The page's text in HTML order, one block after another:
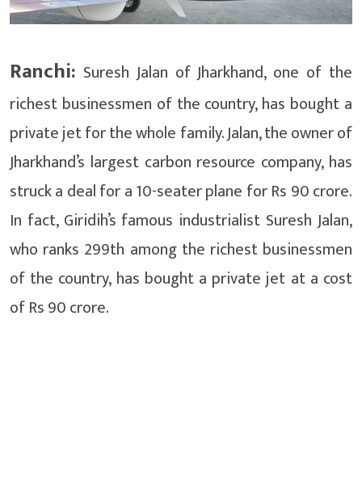
Ranchi: Suresh Jalan of Jharkhand, one of the
richest businessmen of the country, has bought a
private jet for the whole family. Jalan, the owner of
Jharkhand’s largest carbon resource company, has
struck a deal for a 10-seater plane for Rs 90 crore.
In fact, Giridih’s famous industrialist Suresh Jalan,
who ranks 299th among the richest businessmen
of the country, has bought a private jet at a cost
of Rs 90 crore.